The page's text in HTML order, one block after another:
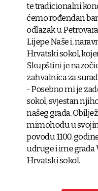
te tradicionalni
ćemo rođendan
odlazak u
Lijepe Naše i,
Hrvatski sokol,
Skupštini je
zahvalnica za
- Posebno mi je
sokol, svjestan
našeg grada.
mimohodu u
povodu 1100.
udruge i ime grada
Hrvatski sokol.